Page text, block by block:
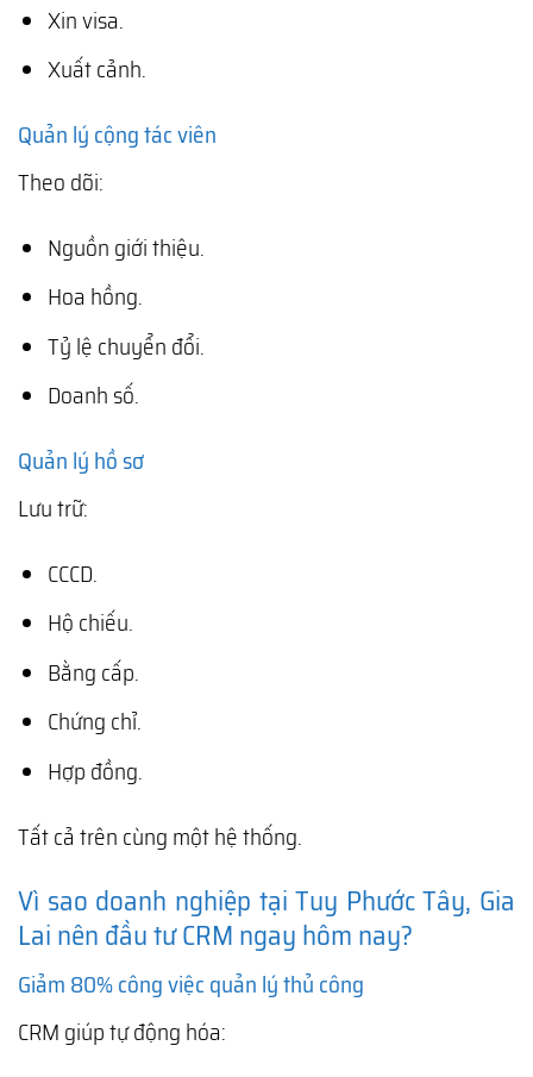
Xin visa.
Xuất cảnh.
Quản lý cộng tác viên
Theo dõi:
Nguồn giới thiệu.
Hoa hồng.
Tỷ lệ chuyển đổi.
Doanh số.
Quản lý hồ sơ
Lưu trữ:
CCCD.
Hộ chiếu.
Bằng cấp.
Chứng chỉ.
Hợp đồng.
Tất cả trên cùng một hệ thống.
Vì sao doanh nghiệp tại Tuy Phước Tây, Gia
Lai nên đầu tư CRM ngay hôm nay?
Giảm 80% công việc quản lý thủ công
CRM giúp tự động hóa: